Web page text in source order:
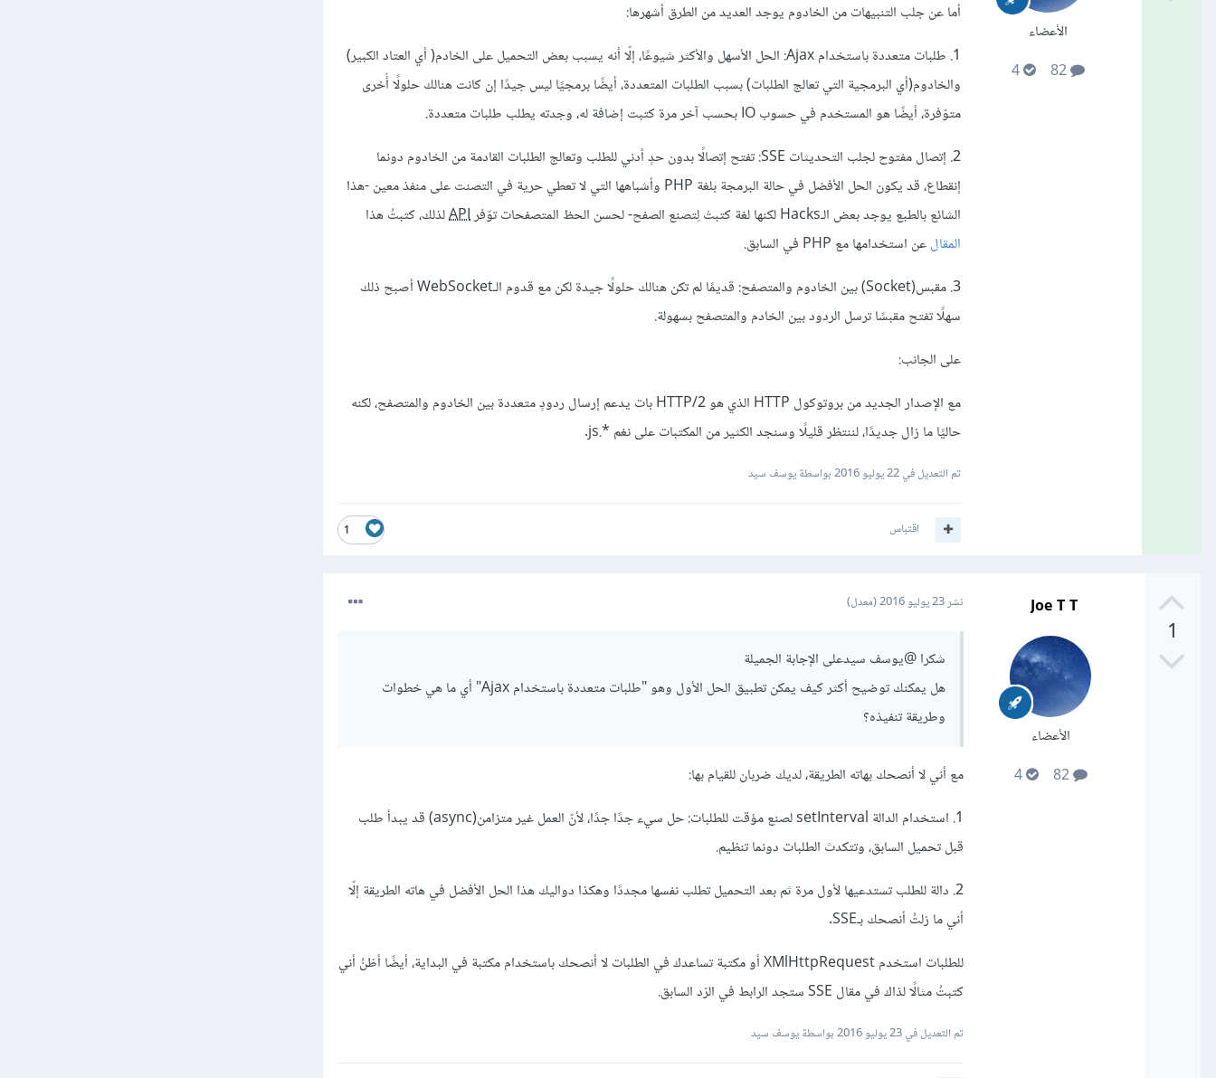
الأعضاء
82
4
أما عن جلب التنبيهات من الخادوم يوجد العديد من الطرق أشهرها:
1. طلبات متعددة باستخدام Ajax: الحل الأسهل والأكثر شيوعًا، إلّا أنه يسبب بعض التحميل على الخادم( أي العتاد الكبير)
والخادوم(أي البرمجية التي تعالج الطلبات) بسبب الطلبات المتعددة، أيضًا برمجيًا ليس جيدًا إن كانت هنالك حلولًا أُخرى
متوّفرة، أيضًا هو المستخدم في حسوب IO بحسب آخر مرة كتبت إضافة له، وجدته يطلب طلبات متعددة.
2. إتصال مفتوح لجلب التحديثات SSE: تفتح إتصالًا بدون حدٍ أدني للطلب وتعالج الطلبات القادمة من الخادوم دونما
إنقطاع، قد يكون الحل الأفضل في حالة البرمجة بلغة PHP وأشباهها التي لا تعطي حرية في التصنت على منفذ معين -هذا
الشائع بالطبع يوجد بعض الـHacks لكنها لغة كتبتْ لِتصنع الصفح- لحسن الحظ المتصفحات توّفر
APIلذلك، كتبتُ هذا
المقالعن استخدامها مع PHP في السابق.
3. مقبس(Socket) بين الخادوم والمتصفح: قديمًا لم تكن هنالك حلولًا جيدة لكن مع قدوم الـWebSocket أصبح ذلك
سهلًا تفتح مقبسًا ترسل الردود بين الخادم والمتصفح بسهولة.
على الجانب:
مع الإصدار الجديد من بروتوكول HTTP الذي هو HTTP/2 بات يدعم إرسال ردودٍ متعددة بين الخادوم والمتصفح، لكنه
حاليًا ما زال جديدًا، لننتظر قليلًا وسنجد الكثير من المكتبات على نغم *.js.
تم التعديل في22 يوليو 2016 بواسطة يوسف سيد
1 اقتباس
1
Joe T T
الأعضاء
82
4
نشر23 يوليو 2016 (معدل)
شكرا@يوسف سيدعلى الإجابة الجميلة
هل يمكنك توضيح أكثر كيف يمكن تطبيق الحل الأول وهو "طلبات متعددة باستخدام Ajax" أي ما هي خطوات
وطريقة تنفيذه؟
مع أني لا أنصحك بهاته الطريقة، لديك ضربان للقيام بها:
1. استخدام الدالة setInterval لصنع مؤقت للطلبات: حل سيء جدًا جدًا، لأنّ العمل غير متزامن(async) قد يبدأ طلب
قبل تحميل السابق، وتتكدث الطلبات دونما تنظيم.
2. دالة للطلب تستدعيها لأول مرة ثم بعد التحميل تطلب نفسها مجددًا وهكذا دواليك هذا الحل الأفضل في هاته الطريقة إلّا
أني ما زلتُ أنصحك بـSSE.
للطلبات استخدم XMlHttpRequest أو مكتبة تساعدك في الطلبات لا أنصحك باستخدام مكتبة في البداية، أيضًا أظنُ أني
كتبتُ مثالًا لذاك في مقال SSE ستجد الرابط في الرّد السابق.
تم التعديل في23 يوليو 2016 بواسطة يوسف سيد